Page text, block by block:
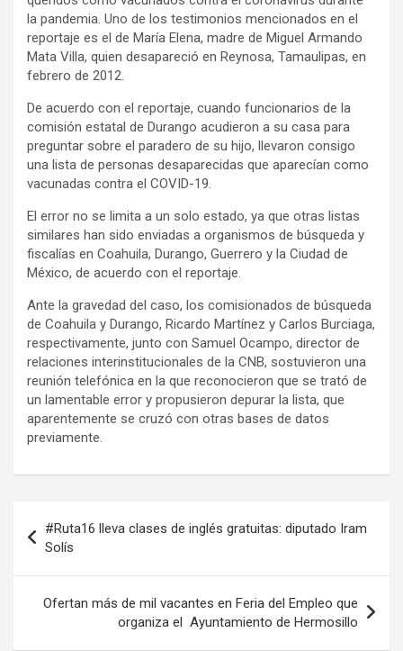
la pandemia. Uno de los testimonios mencionados en el
reportaje es el de María Elena, madre de Miguel Armando
Mata Villa, quien desapareció en Reynosa, Tamaulipas, en
febrero de 2012.
De acuerdo con el reportaje, cuando funcionarios de la
comisión estatal de Durango acudieron a su casa para
preguntar sobre el paradero de su hijo, llevaron consigo
una lista de personas desaparecidas que aparecían como
vacunadas contra el COVID-19.
El error no se limita a un solo estado, ya que otras listas
similares han sido enviadas a organismos de búsqueda y
fiscalías en Coahuila, Durango, Guerrero y la Ciudad de
México, de acuerdo con el reportaje.
Ante la gravedad del caso, los comisionados de búsqueda
de Coahuila y Durango, Ricardo Martínez y Carlos Burciaga,
respectivamente, junto con Samuel Ocampo, director de
relaciones interinstitucionales de la CNB, sostuvieron una
reunión telefónica en la que reconocieron que se trató de
un lamentable error y propusieron depurar la lista, que
aparentemente se cruzó con otras bases de datos
previamente.
de
entradas
#Ruta16 lleva clases de inglés gratuitas: diputado Iram
Solís
Ofertan más de mil vacantes en Feria del Empleo que
organiza el Ayuntamiento de Hermosillo